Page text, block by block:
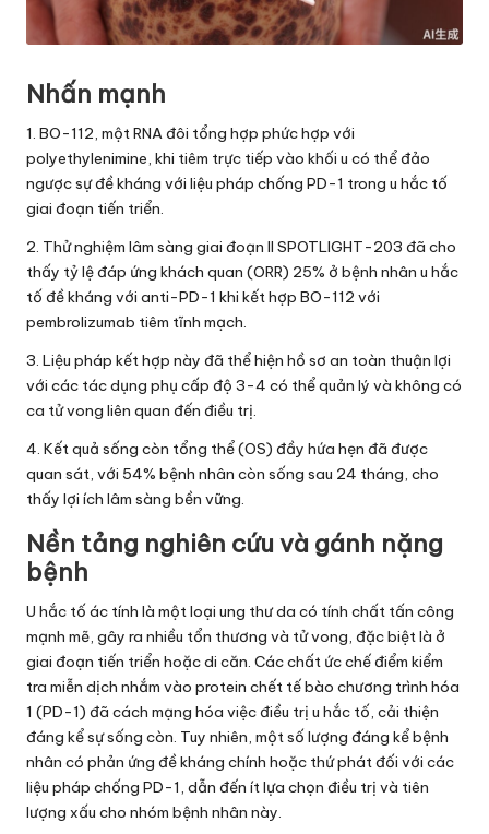
Nhấn mạnh
1. BO-112, một RNA đôi tổng hợp phức hợp với
polyethylenimine, khi tiêm trực tiếp vào khối u có thể đảo
ngược sự đề kháng với liệu pháp chống PD-1 trong u hắc tố
giai đoạn tiến triển.
2. Thử nghiệm lâm sàng giai đoạn II SPOTLIGHT-203 đã cho
thấy tỷ lệ đáp ứng khách quan (ORR) 25% ở bệnh nhân u hắc
tố đề kháng với anti-PD-1 khi kết hợp BO-112 với
pembrolizumab tiêm tĩnh mạch.
3. Liệu pháp kết hợp này đã thể hiện hồ sơ an toàn thuận lợi
với các tác dụng phụ cấp độ 3-4 có thể quản lý và không có
ca tử vong liên quan đến điều trị.
4. Kết quả sống còn tổng thể (OS) đầy hứa hẹn đã được
quan sát, với 54% bệnh nhân còn sống sau 24 tháng, cho
thấy lợi ích lâm sàng bền vững.
Nền tảng nghiên cứu và gánh nặng
bệnh
U hắc tố ác tính là một loại ung thư da có tính chất tấn công
mạnh mẽ, gây ra nhiều tổn thương và tử vong, đặc biệt là ở
giai đoạn tiến triển hoặc di căn. Các chất ức chế điểm kiểm
tra miễn dịch nhắm vào protein chết tế bào chương trình hóa
1 (PD-1) đã cách mạng hóa việc điều trị u hắc tố, cải thiện
đáng kể sự sống còn. Tuy nhiên, một số lượng đáng kể bệnh
nhân có phản ứng đề kháng chính hoặc thứ phát đối với các
liệu pháp chống PD-1, dẫn đến ít lựa chọn điều trị và tiên
lượng xấu cho nhóm bệnh nhân này.